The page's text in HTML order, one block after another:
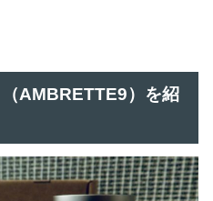
AMBRETTE9）を紹